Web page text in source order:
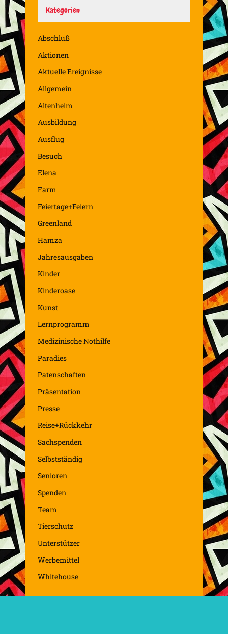
Kategorien
Abschluß
Aktionen
Aktuelle Ereignisse
Allgemein
Altenheim
Ausbildung
Ausflug
Besuch
Elena
Farm
Feiertage+Feiern
Greenland
Hamza
Jahresausgaben
Kinder
Kinderoase
Kunst
Lernprogramm
Medizinische Nothilfe
Paradies
Patenschaften
Präsentation
Presse
Reise+Rückkehr
Sachspenden
Selbstständig
Senioren
Spenden
Team
Tierschutz
Unterstützer
Werbemittel
Whitehouse